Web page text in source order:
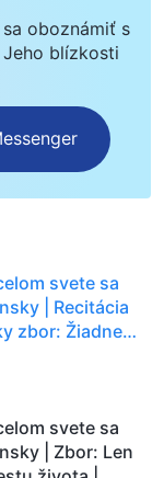
oboznámiť s
blízkosti
svete sa
| Recitácia
zbor: Žiadne
svete sa
| Zbor: Len